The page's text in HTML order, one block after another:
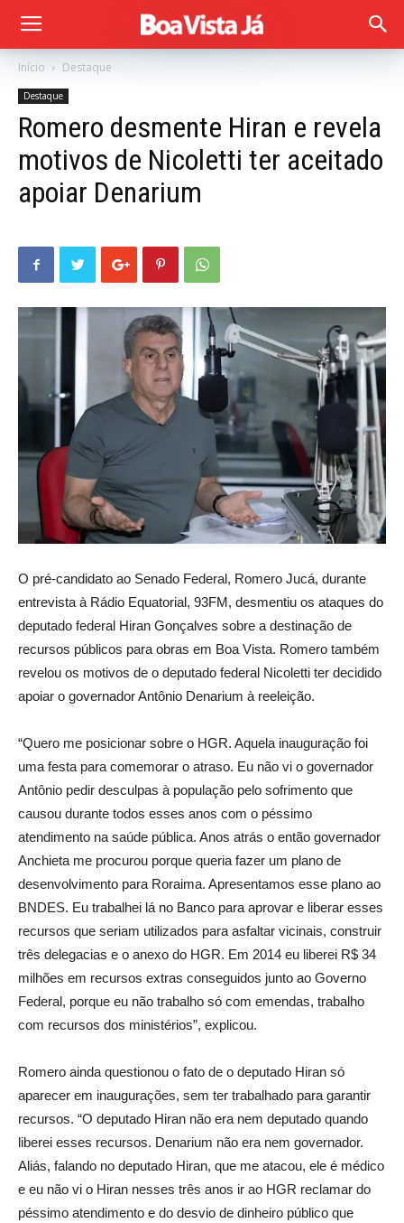
Início Destaque
Destaque
Romero desmente Hiran e revela
motivos de Nicoletti ter aceitado
apoiar Denarium
O pré-candidato ao Senado Federal, Romero Jucá, durante
entrevista à Rádio Equatorial, 93FM, desmentiu os ataques do
deputado federal Hiran Gonçalves sobre a destinação de
recursos públicos para obras em Boa Vista. Romero também
revelou os motivos de o deputado federal Nicoletti ter decidido
apoiar o governador Antônio Denarium à reeleição.
“Quero me posicionar sobre o HGR. Aquela inauguração foi
uma festa para comemorar o atraso. Eu não vi o governador
Antônio pedir desculpas à população pelo sofrimento que
causou durante todos esses anos com o péssimo
atendimento na saúde pública. Anos atrás o então governador
Anchieta me procurou porque queria fazer um plano de
desenvolvimento para Roraima. Apresentamos esse plano ao
BNDES. Eu trabalhei lá no Banco para aprovar e liberar esses
recursos que seriam utilizados para asfaltar vicinais, construir
três delegacias e o anexo do HGR. Em 2014 eu liberei R$ 34
milhões em recursos extras conseguidos junto ao Governo
Federal, porque eu não trabalho só com emendas, trabalho
com recursos dos ministérios”, explicou.
Romero ainda questionou o fato de o deputado Hiran só
aparecer em inaugurações, sem ter trabalhado para garantir
recursos. “O deputado Hiran não era nem deputado quando
liberei esses recursos. Denarium não era nem governador.
Aliás, falando no deputado Hiran, que me atacou, ele é médico
e eu não vi o Hiran nesses três anos ir ao HGR reclamar do
péssimo atendimento e do desvio de dinheiro público que